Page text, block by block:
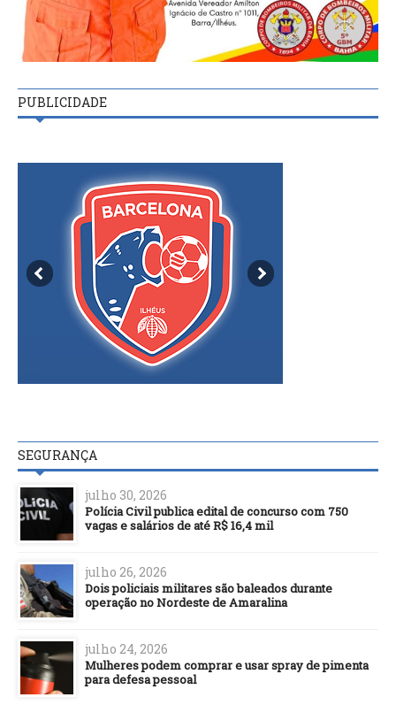
PUBLICIDADE
SEGURANÇA
julho 30, 2026
Polícia Civil publica edital de concurso com 750
vagas e salários de até R$ 16,4 mil
julho 26, 2026
Dois policiais militares são baleados durante
operação no Nordeste de Amaralina
julho 24, 2026
Mulheres podem comprar e usar spray de pimenta
para defesa pessoal